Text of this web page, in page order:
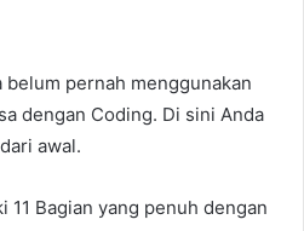
pernah menggunakan
dengan Coding. Di sini Anda
awal.
Bagian yang penuh dengan